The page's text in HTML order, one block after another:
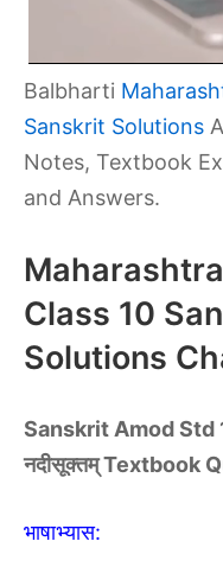
Balbharti
Sanskrit Solutions
Notes, Textbook
and Answers.
Class 10
Solutions
Sanskrit Amod Std
नदीसूक्तम् Textbook
भाषाभ्यास: